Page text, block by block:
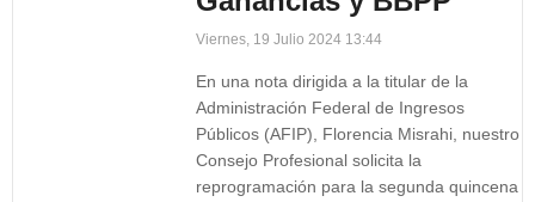
Viernes, 19 Julio 2024 13:44
En una nota dirigida a la titular de la
Administración Federal de Ingresos
Públicos (AFIP), Florencia Misrahi, nuestro
Consejo Profesional solicita la
reprogramación para la segunda quincena